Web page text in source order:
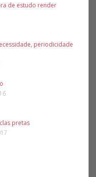
de estudo render
periodicidade
pretas